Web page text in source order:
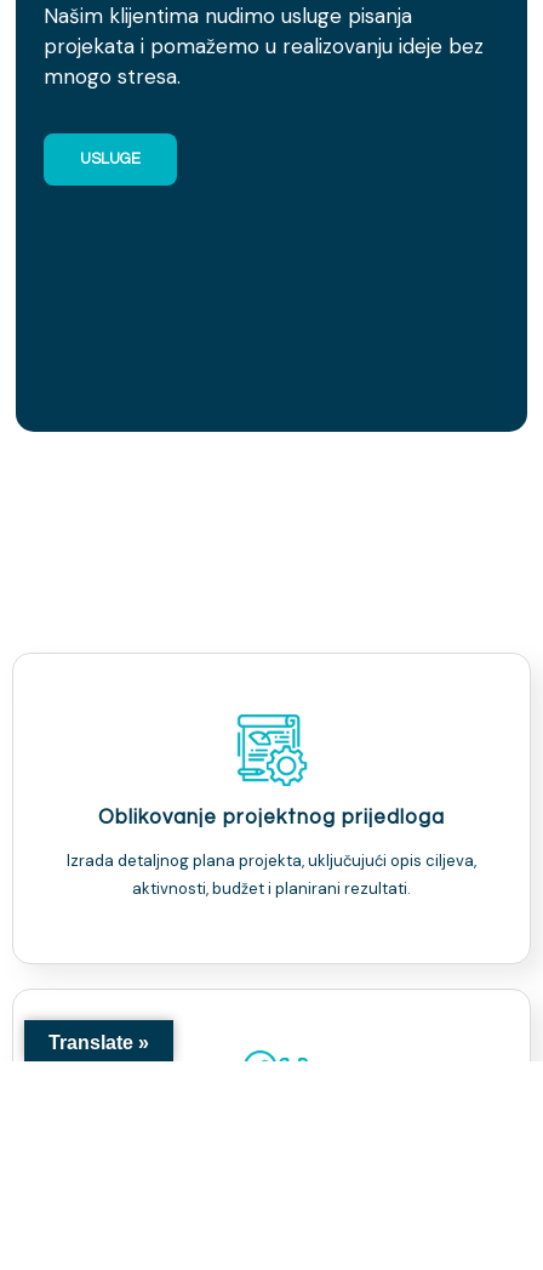
Našim klijentima nudimo usluge pisanja
projekata i pomažemo u realizovanju ideje bez
mnogo stresa.
USLUGE
Oblikovanje projektnog prijedloga
Izrada detaljnog plana projekta, uključujući opis ciljeva,
aktivnosti, budžet i planirani rezultati.
Translate »